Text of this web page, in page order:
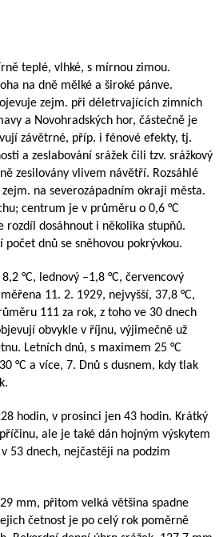
teplé, vlhké, s mírnou zimou.
na dně mělké a široké pánve.
zejm. při déletrvajících zimních
a Novohradských hor, částečně je
závětrné, příp. i fénové efekty, tj.
a zeslabování srážek čili tzv. srážkový
zesilovány vlivem návětří. Rozsáhlé
na severozápadním okraji města.
centrum je v průměru o 0,6 °C
rozdíl dosáhnout i několika stupňů.
dnů se sněhovou pokrývkou.
°C, lednový –1,8 °C, červencový
11. 2. 1929, nejvyšší, 37,8 °C,
111 za rok, z toho ve 30 dnech
obvykle v říjnu, výjimečně už
Letních dnů, s maximem 25 °C
°C a více, 7. Dnů s dusnem, kdy tlak
hodin, v prosinci jen 43 hodin. Krátký
ale je také dán hojným výskytem
53 dnech, nejčastěji na podzim
mm, přitom velká většina spadne
četnost je po celý rok poměrně